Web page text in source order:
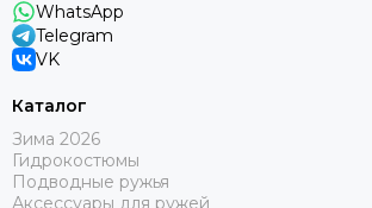
WhatsApp
Telegram
VK
Каталог
Зима 2026
Гидрокостюмы
Подводные ружья
Аксессуары для ружей